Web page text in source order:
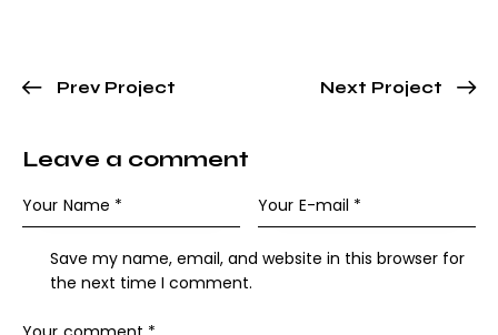
Prev Project Next Project
Leave a comment
Save my name, email, and website in this browser for
the next time I comment.